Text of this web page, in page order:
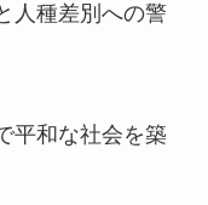
人種差別への警
平和な社会を築